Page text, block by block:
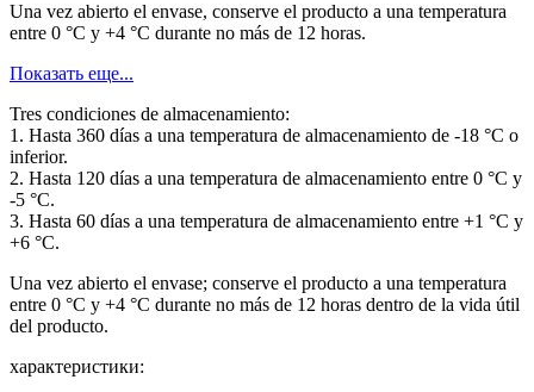
Una vez abierto el envase, conserve el producto a una temperatura
entre 0 °C y +4 °C durante no más de 12 horas.
Показать еще...
Tres condiciones de almacenamiento:
1. Hasta 360 días a una temperatura de almacenamiento de -18 °C o
inferior.
2. Hasta 120 días a una temperatura de almacenamiento entre 0 °C y
-5 °C.
3. Hasta 60 días a una temperatura de almacenamiento entre +1 °C y
+6 °C.
Una vez abierto el envase; conserve el producto a una temperatura
entre 0 °C y +4 °C durante no más de 12 horas dentro de la vida útil
del producto.
характеристики: